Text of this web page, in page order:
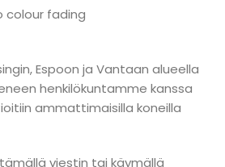
colour fading
Espoon ja Vantaan alueella
henkilökuntamme kanssa
ammattimaisilla koneilla
viestin tai käymällä